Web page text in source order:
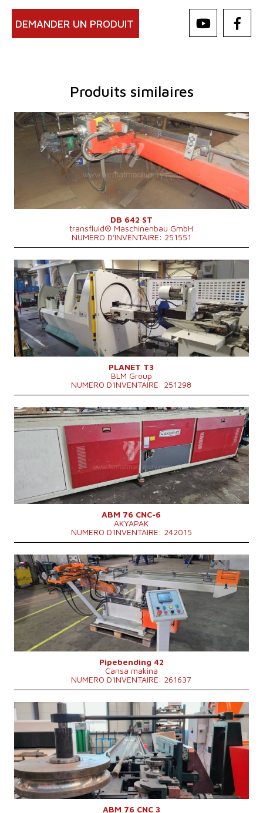
DEMANDER UN PRODUIT
Produits similaires
Année de production:
1999
Diamètre maxi de la tube a cintré42 mm
Épaisseur de la paroi du tuyau
6 mm
Type d'entraînement de cintreuseHydraulický
Dimensions hors tout
4000x650x1150 mm
Système de contrôle
NON
DB 642 ST
transfluid® Maschinenbau GmbH
NUMERO D'INVENTAIRE: 251551
Année de production:
2002
Diamètre maxi de la tube a cintré18 mm
Épaisseur de la paroi du tuyau
1 mm
Type d'entraînement de cintreuseHydraulický
Poids totale de la machine
3900 kg
Puissance du moteur principal
8 kW
Système de contrôle
NON
PLANET T3
BLM Group
NUMERO D'INVENTAIRE: 251298
Année de production:
2015
Diamètre maxi de la tube a cintré
76 mm
Épaisseur de la paroi du tuyau
3 mm
Type d'entraînement de cintreuseHydraulický
Dimensions hors tout
8900 x 1200 x 1850 mm
Poids totale de la machine
4850 kg
Système de contrôle
NON
ABM 76 CNC-6
AKYAPAK
NUMERO D'INVENTAIRE: 242015
Année de production:
2018
Diamètre maxi de la tube a cintré32 mm
Épaisseur de la paroi du tuyau
2 mm
Type d'entraînement de cintreuseHydraulický
Système de contrôle
NON
Pipebending 42
Cansa makina
NUMERO D'INVENTAIRE: 261637
Année de production:
Diamètre maxi de la tube a cintré
76 mm
Épaisseur de la paroi du tuyau
3 mm
Type d'entraînement de cintreuseHydraulický
Longueur de la piece maxi
6000 mm
Puissance du moteur principal
7,5 kW
Dimensions hors tout
8900x1200x1850 mm
Poids totale de la machine
4850 kg
Système de contrôle
NON
ABM 76 CNC 3